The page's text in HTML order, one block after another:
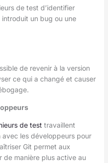
de test d’identifier
un bug ou une
de revenir à la version
ce qui a changé et causer
de test travaillent
les développeurs pour
Git permet aux
de manière plus active au